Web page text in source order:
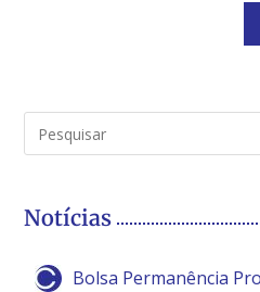
Notícias
Bolsa Permanência